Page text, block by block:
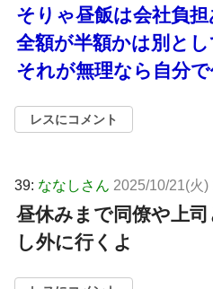
そりゃ昼飯は会社負担
全額が半額かは別とし
それが無理なら自分
レスにコメント
39: ななしさん 2025/10/21(火
昼休みまで同僚や上
し外に行くよ